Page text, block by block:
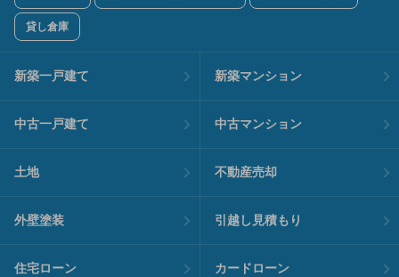
貸し倉庫
新築一戸建て 新築マンション
中古一戸建て 中古マンション
土地 不動産売却
外壁塗装 引越し見積もり
住宅ローン カードローン